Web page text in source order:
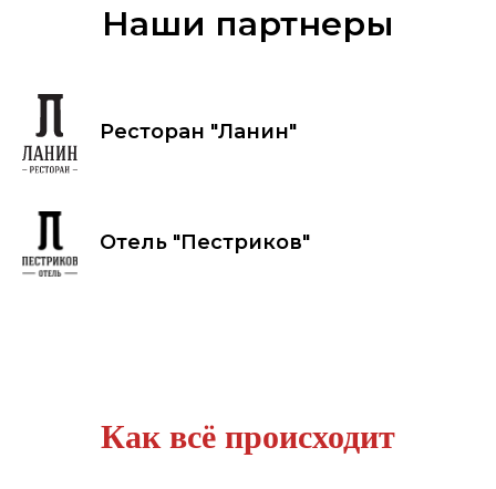
Наши партнеры
Ресторан "Ланин"
Отель "Пестриков"
Как всё происходит